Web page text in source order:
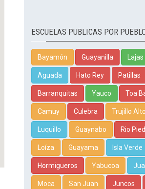
ESCUELAS PUBLICAS POR
Bayamón Guayanilla Lajas
Aguada Hato Rey Patillas
Barranquitas Yauco Toa
Camuy Culebra Trujillo Alto
Luquillo Guaynabo Rio
Loíza Guayama Isla Verde
Hormigueros Yabucoa
Moca San Juan Juncos